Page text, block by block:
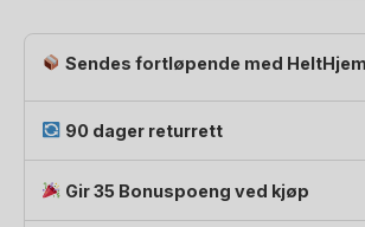
Sendes fortløpende med HeltHjem
90 dager returrett
Gir 35 Bonuspoeng ved kjøp